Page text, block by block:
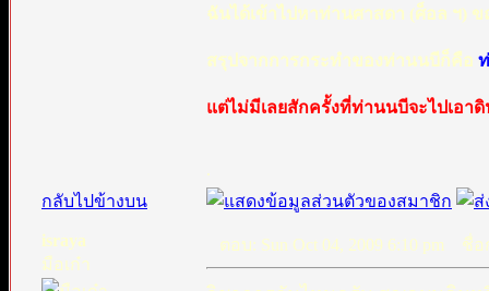
ฉันได้เข้าไปหาท่านศาสดา (ศ็อล ฯ)
สรุปจากการกระทำของท่านนบีก็คือ
แต่ไม่มีเลยสักครั้งที่ท่านนบีจะไปเอ
.
กลับไปข้างบน
israya
มือเก๋า
ตอบ: Sun Oct 04, 2009 6:10 pm ชื่อ